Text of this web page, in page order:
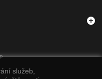
služeb,